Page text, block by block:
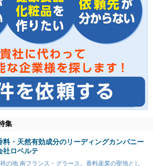
集
料・天然有効成分のリーディングカンパニー
社ロベルテ
の地 南フランス・グラース。香料産業の聖地とし